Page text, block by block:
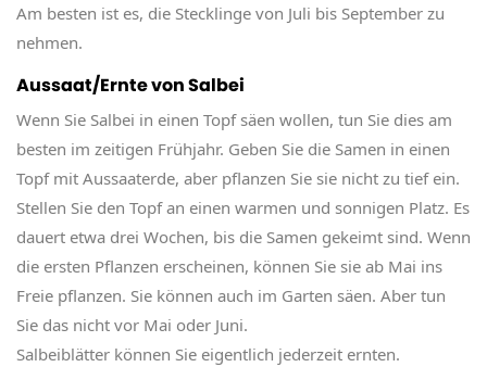
Am besten ist es, die Stecklinge von Juli bis September zu
nehmen.
Aussaat/Ernte von Salbei
Wenn Sie Salbei in einen Topf säen wollen, tun Sie dies am
besten im zeitigen Frühjahr. Geben Sie die Samen in einen
Topf mit Aussaaterde, aber pflanzen Sie sie nicht zu tief ein.
Stellen Sie den Topf an einen warmen und sonnigen Platz. Es
dauert etwa drei Wochen, bis die Samen gekeimt sind. Wenn
die ersten Pflanzen erscheinen, können Sie sie ab Mai ins
Freie pflanzen. Sie können auch im Garten säen. Aber tun
Sie das nicht vor Mai oder Juni.
Salbeiblätter können Sie eigentlich jederzeit ernten.